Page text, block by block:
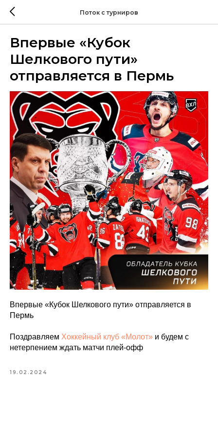
Поток с турниров
Впервые «Кубок
Шелкового пути»
отправляется в Пермь
Впервые «Кубок Шелкового пути» отправляется в
Пермь
Поздравляем Хоккейный клуб «Молот» и будем с
нетерпением ждать матчи плей-офф
19.02.2024